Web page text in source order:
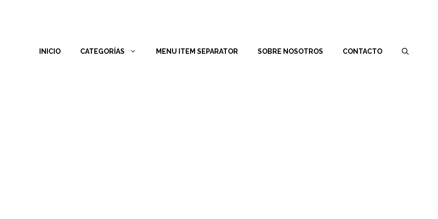
INICIO CATEGORÍAS MENU ITEM SEPARATOR SOBRE NOSOTROS CONTACTO